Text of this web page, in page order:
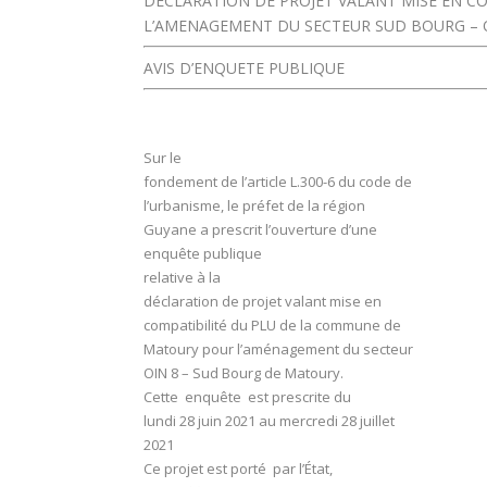
L’AMENAGEMENT DU SECTEUR SUD BOURG –
AVIS D’ENQUETE PUBLIQUE
Sur le
fondement de l’article L.300-6 du code de
l’urbanisme, le préfet de la région
Guyane a prescrit l’ouverture d’une
enquête publique
relative à la
déclaration de projet valant mise en
compatibilité du PLU de la commune de
Matoury pour l’aménagement du secteur
OIN 8 – Sud Bourg de Matoury.
Cette enquête est prescrite du
lundi 28 juin 2021 au mercredi 28 juillet
2021
Ce projet est porté par l’État,